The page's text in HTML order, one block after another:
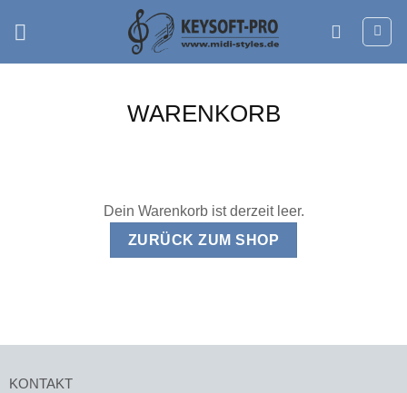
WARENKORB
Dein Warenkorb ist derzeit leer.
ZURÜCK ZUM SHOP
KONTAKT